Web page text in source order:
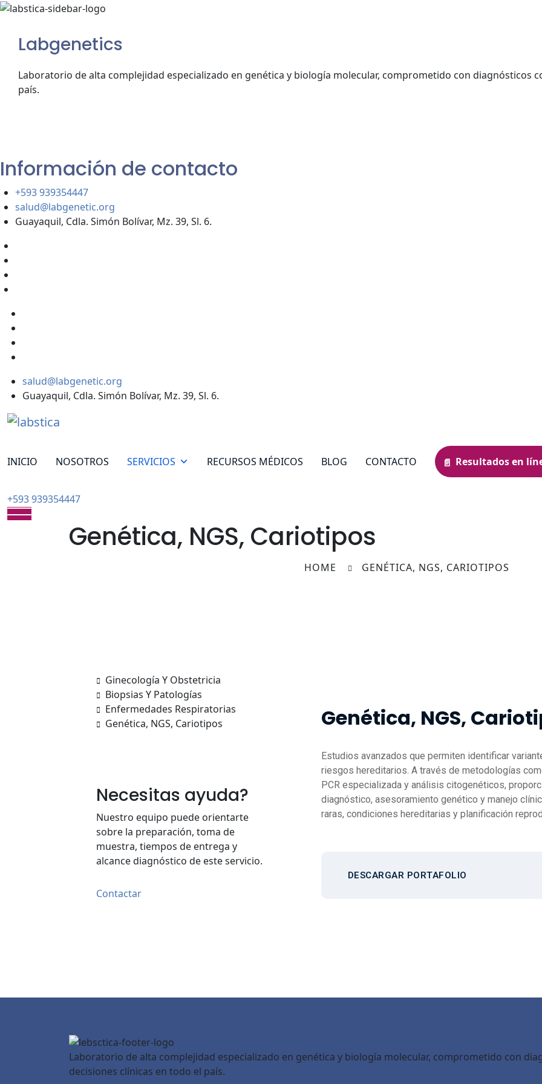
Labgenetics
Laboratorio de alta complejidad especializado en genética y biología molecular, comprometido con diagnósticos
país.
Información de contacto
+593 939354447
salud@labgenetic.org
Guayaquil, Cdla. Simón Bolívar, Mz. 39, Sl. 6.
salud@labgenetic.org
Guayaquil, Cdla. Simón Bolívar, Mz. 39, Sl. 6.
INICIO NOSOTROS SERVICIOS RECURSOS MÉDICOS BLOG CONTACTO Resultados en
+593 939354447
Genética, NGS, Cariotipos
HOME GENÉTICA, NGS, CARIOTIPOS
Ginecología Y Obstetricia
Biopsias Y Patologías
Enfermedades Respiratorias
Genética, NGS, Cariotipos
Necesitas ayuda?
Nuestro equipo puede orientarte
sobre la preparación, toma de
muestra, tiempos de entrega y
alcance diagnóstico de este servicio.
Contactar
Genética, NGS,
Estudios avanzados que permiten identificar
riesgos hereditarios. A través de metodologías
PCR especializada y análisis citogenéticos,
diagnóstico, asesoramiento genético y manejo
raras, condiciones hereditarias y planificación
DESCARGAR PORTAFOLIO
Laboratorio de alta complejidad especializado en genética y biología molecular, comprometido con
decisiones clínicas en todo el país.